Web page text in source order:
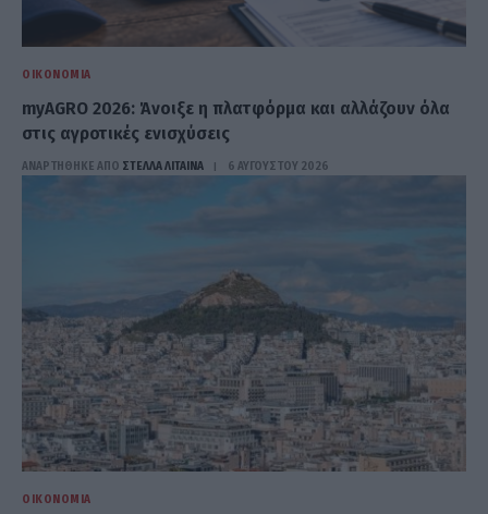
ΟΙΚΟΝΟΜΊΑ
myAGRO 2026: Άνοιξε η πλατφόρμα και αλλάζουν όλα
στις αγροτικές ενισχύσεις
ΑΝΑΡΤΗΘΗΚΕ ΑΠΟ ΣΤΈΛΛΑ ΛΊΤΑΙΝΑ 6 ΑΥΓΟΎΣΤΟΥ 2026
ΟΙΚΟΝΟΜΊΑ